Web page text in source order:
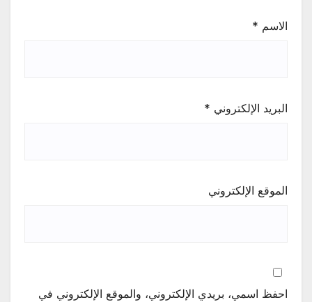
الاسم *
البريد الإلكتروني *
الموقع الإلكتروني
احفظ اسمي، بريدي الإلكتروني، والموقع الإلكتروني في